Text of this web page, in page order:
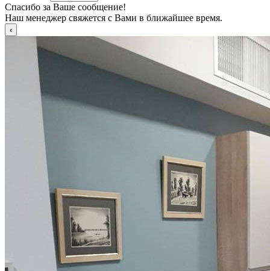
Спасибо за Ваше сообщение!
Наш менеджер свяжется с Вами в ближайшее время.